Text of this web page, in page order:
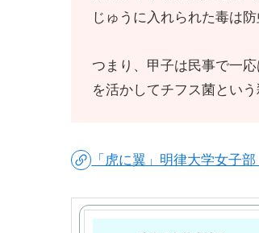
じゅうに入れられた毒は
つまり、甲子は民事で一
を活かしてチフス菌とい
「虎に翼」明律大学女子